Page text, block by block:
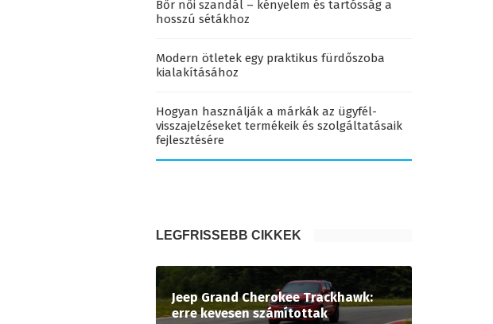
Bőr női szandál – kényelem és tartósság a
hosszú sétákhoz
Modern ötletek egy praktikus fürdőszoba
kialakításához
Hogyan használják a márkák az ügyfél-
visszajelzéseket termékeik és szolgáltatásaik
fejlesztésére
LEGFRISSEBB CIKKEK
Jeep Grand Cherokee Trackhawk:
erre kevesen számítottak